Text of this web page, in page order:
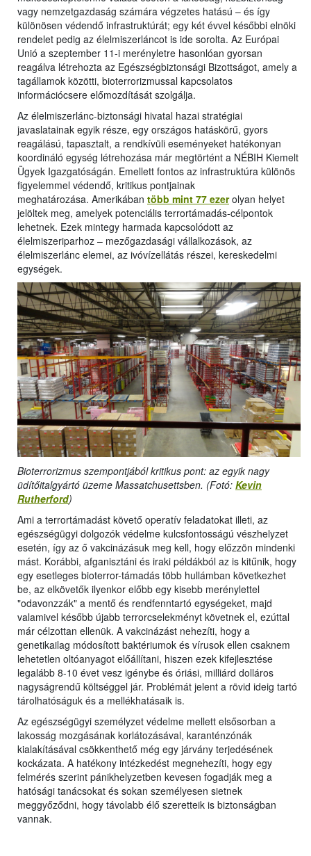
vagy nemzetgazdaság számára végzetes hatású – és így
különösen védendő infrastruktúrát; egy két évvel későbbi elnöki
rendelet pedig az élelmiszerláncot is ide sorolta. Az Európai
Unió a szeptember 11-i merényletre hasonlóan gyorsan
reagálva létrehozta az Egészségbiztonsági Bizottságot, amely a
tagállamok közötti, bioterrorizmussal kapcsolatos
információcsere előmozdítását szolgálja.
Az élelmiszerlánc-biztonsági hivatal hazai stratégiai
javaslatainak egyik része, egy országos hatáskörű, gyors
reagálású, tapasztalt, a rendkívüli eseményeket hatékonyan
koordináló egység létrehozása már megtörtént a NÉBIH Kiemelt
Ügyek Igazgatóságán. Emellett fontos az infrastruktúra különös
figyelemmel védendő, kritikus pontjainak
meghatározása. Amerikában több mint 77 ezerolyan helyet
jelöltek meg, amelyek potenciális terrortámadás-célpontok
lehetnek. Ezek mintegy harmada kapcsolódott az
élelmiszeriparhoz – mezőgazdasági vállalkozások, az
élelmiszerlánc elemei, az ivóvízellátás részei, kereskedelmi
egységek.
Bioterrorizmus szempontjából kritikus pont: az egyik nagy
üdítőitalgyártó üzeme Massatchusettsben. (Fotó: Kevin
Rutherford)
Ami a terrortámadást követő operatív feladatokat illeti, az
egészségügyi dolgozók védelme kulcsfontosságú vészhelyzet
esetén, így az ő vakcinázásuk meg kell, hogy előzzön mindenki
mást. Korábbi, afganisztáni és iraki példákból az is kitűnik, hogy
egy esetleges bioterror-támadás több hullámban következhet
be, az elkövetők ilyenkor előbb egy kisebb merénylettel
"odavonzzák" a mentő és rendfenntartó egységeket, majd
valamivel később újabb terrorcselekményt követnek el, ezúttal
már célzottan ellenük. A vakcinázást nehezíti, hogy a
genetikailag módosított baktériumok és vírusok ellen csaknem
lehetetlen oltóanyagot előállítani, hiszen ezek kifejlesztése
legalább 8-10 évet vesz igénybe és óriási, milliárd dolláros
nagyságrendű költséggel jár. Problémát jelent a rövid ideig tartó
tárolhatóságuk és a mellékhatásaik is.
Az egészségügyi személyzet védelme mellett elsősorban a
lakosság mozgásának korlátozásával, karanténzónák
kialakításával csökkenthető még egy járvány terjedésének
kockázata. A hatékony intézkedést megnehezíti, hogy egy
felmérés szerint pánikhelyzetben kevesen fogadják meg a
hatósági tanácsokat és sokan személyesen sietnek
meggyőződni, hogy távolabb élő szeretteik is biztonságban
vannak.